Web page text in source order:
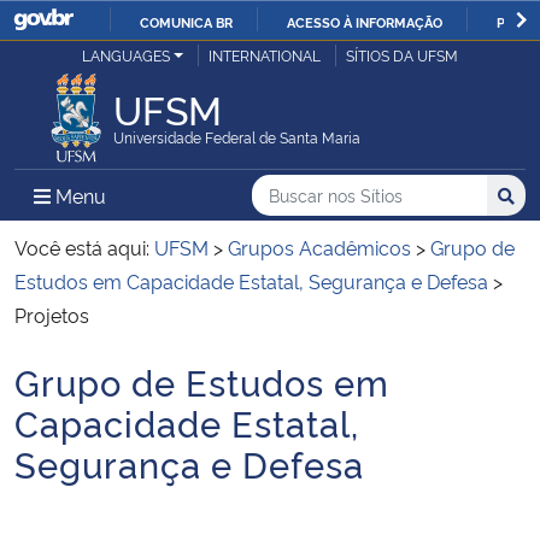
IR
COMUNICA BR ACESSO À INFORMAÇÃO
Ministério da Justiça e Segurança Pública
Ministério da Defesa
Ministério das Relações Exteriores
Ministério da Economia
Ministério da Infraestrutura
Ministério da Agricultura, Pecuária e Abastecimento
LANGUAGES INTERNATIONAL SÍTIOS DA UFSM
UFSM
Universidade Federal de Santa Maria
Menu Menu Principal do Sítio
Busca
Buscar no nos Sítios
Busca:
Você está aqui: UFSM >Grupos Acadêmicos >Grupo de
Estudos em Capacidade Estatal, Segurança e Defesa >
Projetos
Início do conteúdo
Grupo de Estudos em
Capacidade Estatal,
Segurança e Defesa